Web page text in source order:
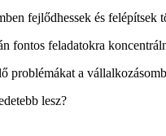
fejlődhessek és felépítsek
fontos feladatokra
problémákat a
lesz?